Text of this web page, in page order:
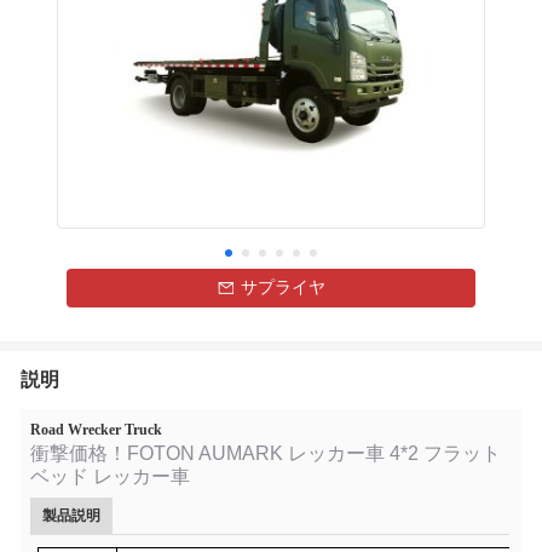
サプライヤ
説明
Road Wrecker Truck
衝撃価格！FOTON AUMARK レッカー車 4*2 フラット
ベッド レッカー車
製品説明